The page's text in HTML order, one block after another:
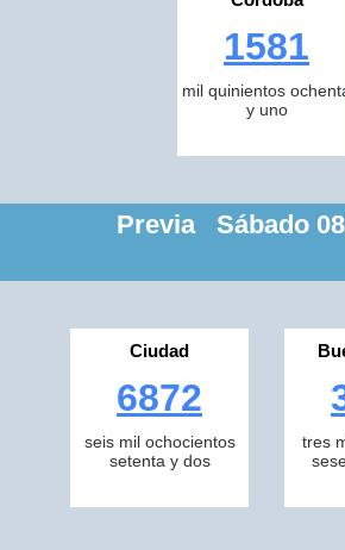
1581
mil quinientos
y uno
Previa Sábado
Ciudad
6872
seis mil ochocientos
setenta y dos
tres